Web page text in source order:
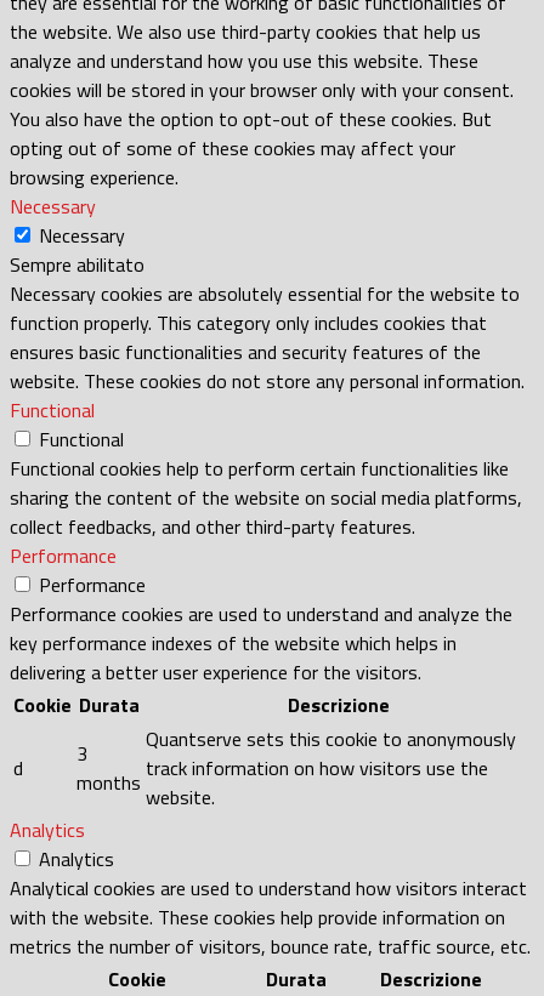
the website. We also use third-party cookies that help us
analyze and understand how you use this website. These
cookies will be stored in your browser only with your consent.
You also have the option to opt-out of these cookies. But
opting out of some of these cookies may affect your
browsing experience.
Necessary
Necessary
Sempre abilitato
Necessary cookies are absolutely essential for the website to
function properly. This category only includes cookies that
ensures basic functionalities and security features of the
website. These cookies do not store any personal information.
Functional
Functional
Functional cookies help to perform certain functionalities like
sharing the content of the website on social media platforms,
collect feedbacks, and other third-party features.
Performance
Performance
Performance cookies are used to understand and analyze the
key performance indexes of the website which helps in
delivering a better user experience for the visitors.
Cookie Durata Descrizione
d
3
months
Quantserve sets this cookie to anonymously
track information on how visitors use the
website.
Analytics
Analytics
Analytical cookies are used to understand how visitors interact
with the website. These cookies help provide information on
metrics the number of visitors, bounce rate, traffic source, etc.
Cookie
Durata Descrizione